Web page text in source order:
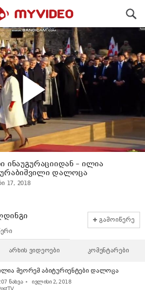
ინაუგურაციიდან – ილია
დალოცა
17, 2018
გამოიწერე
არხის ვიდეოები კომენტარები
მეორემ აბიტურიენტები დალოცა
ნახვა
ივლისი 2, 2018